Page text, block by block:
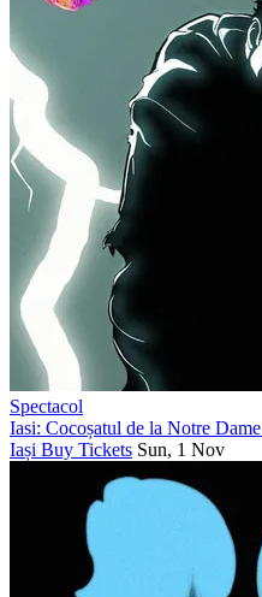
Spectacol
Iasi: Cocoșatul de la Notre Dame
Iași Buy Tickets Sun, 1 Nov